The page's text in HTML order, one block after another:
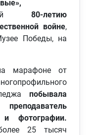
80-летию
войне,
Победы, на
марафоне от
побывала
и фотографии.
25 тысяч